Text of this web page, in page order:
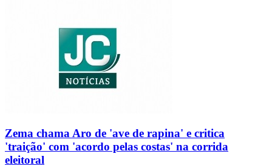
Zema chama Aro de 'ave de rapina' e critica
'traição' com 'acordo pelas costas' na corrida
eleitoral